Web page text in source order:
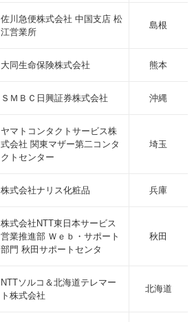
佐川急便株式会社 中国支店 松
江営業所
島根
大同生命保険株式会社 熊本
ＳＭＢＣ日興証券株式会社 沖縄
ヤマトコンタクトサービス株
式会社 関東マザー第二コンタ
クトセンター
埼玉
株式会社ナリス化粧品 兵庫
株式会社NTT東日本サービス
営業推進部 Ｗｅｂ・サポート
部門 秋田サポートセンタ
秋田
NTTソルコ＆北海道テレマー
ト株式会社
北海道